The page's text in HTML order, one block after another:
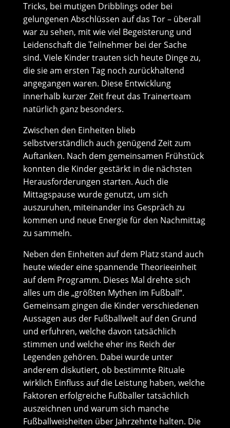
Tricks, bei mutigen Dribblings oder bei
gelungenen Abschlüssen auf das Tor – überall
war zu sehen, mit wie viel Begeisterung und
Leidenschaft die Teilnehmer bei der Sache
sind. Viele Kinder trauten sich heute Dinge zu,
die sie am ersten Tag noch zurückhaltend
angegangen waren. Diese Entwicklung
innerhalb kurzer Zeit freut das Trainerteam
natürlich ganz besonders.
Zwischen den Einheiten blieb
selbstverständlich auch genügend Zeit zum
Auftanken. Nach dem gemeinsamen Frühstück
konnten die Kinder gestärkt in die nächsten
Herausforderungen starten. Auch die
Mittagspause wurde genutzt, um sich
auszuruhen, miteinander ins Gespräch zu
kommen und neue Energie für den Nachmittag
zu sammeln.
Neben den Einheiten auf dem Platz stand auch
heute wieder eine spannende Theorieeinheit
auf dem Programm. Dieses Mal drehte sich
alles um die „größten Mythen im Fußball“.
Gemeinsam gingen die Kinder verschiedenen
Aussagen aus der Fußballwelt auf den Grund
und erfuhren, welche davon tatsächlich
stimmen und welche eher ins Reich der
Legenden gehören. Dabei wurde unter
anderem diskutiert, ob bestimmte Rituale
wirklich Einfluss auf die Leistung haben, welche
Faktoren erfolgreiche Fußballer tatsächlich
auszeichnen und warum sich manche
Fußballweisheiten über Jahrzehnte halten. Die